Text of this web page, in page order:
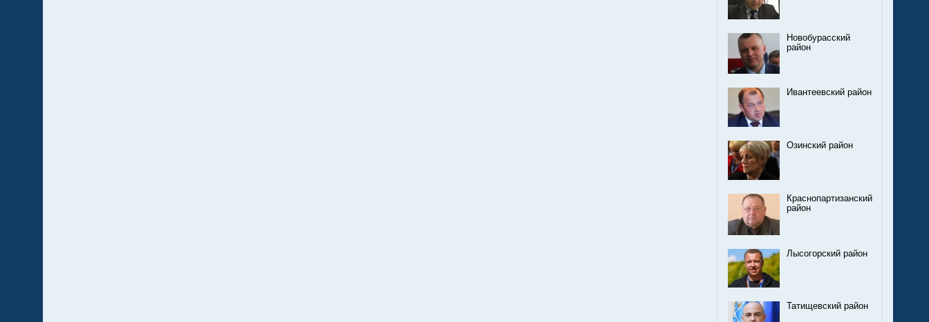
Новобурасский
район
Ивантеевский район
Озинский район
Краснопартизанский
район
Лысогорский район
Татищевский район